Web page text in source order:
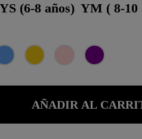
YS (6-8 años) YM ( 8-10
AmarilloRosa Morado
AÑADIR AL